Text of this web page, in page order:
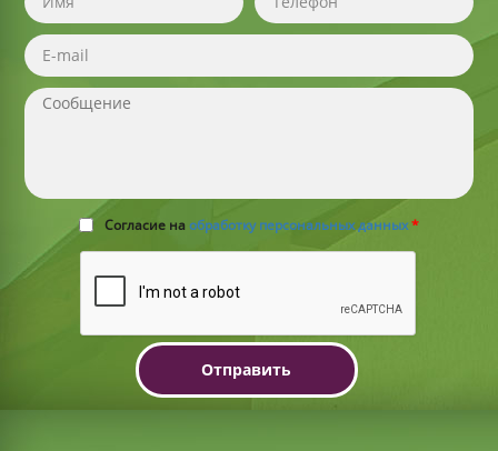
Согласие наобработку персональных данных*